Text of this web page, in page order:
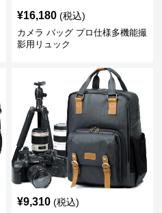
¥16,180 (税込)
カメラ バッグ プロ仕様多機能撮
影用リュック
¥9,310 (税込)